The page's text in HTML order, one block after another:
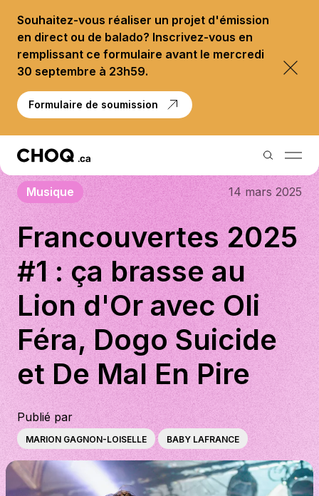
Souhaitez-vous réaliser un projet d'émission
en direct ou de balado? Inscrivez-vous en
remplissant ce formulaire avant le mercredi
30 septembre à 23h59.
Formulaire de soumission
Balados
Reportages
Palmarès
À propos
S'impliquer
Carrière
Location studio
Musique 14 mars 2025
Francouvertes 2025
#1 : ça brasse au
Lion d'Or avec Oli
Féra, Dogo Suicide
et De Mal En Pire
Publié par
MARION GAGNON-LOISELLE BABY LAFRANCE